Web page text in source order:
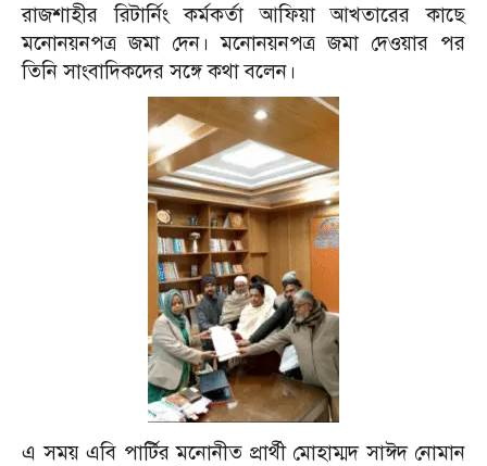
রাজশাহীর রিটার্নিং কর্মকর্তা আফিয়া আখতারের কাছে
মনোনয়নপত্র জমা দেন। মনোনয়নপত্র জমা দেওয়ার পর
তিনি সাংবাদিকদের সঙ্গে কথা বলেন।
এ সময় এবি পার্টির মনোনীত প্রার্থী মোহাম্মদ সাঈদ নোমান